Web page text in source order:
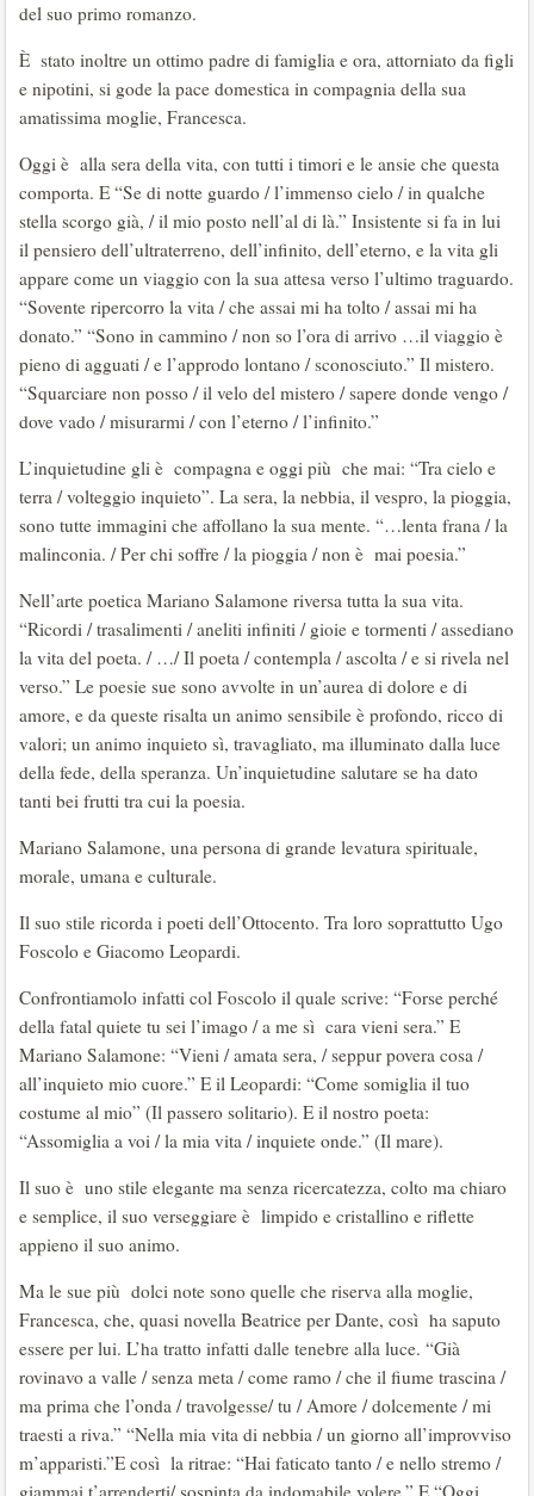
del suo primo romanzo.
È stato inoltre un ottimo padre di famiglia e ora, attorniato da figli
e nipotini, si gode la pace domestica in compagnia della sua
amatissima moglie, Francesca.
Oggi è alla sera della vita, con tutti i timori e le ansie che questa
comporta. E “Se di notte guardo / l’immenso cielo / in qualche
stella scorgo già, / il mio posto nell’al di là.” Insistente si fa in lui
il pensiero dell’ultraterreno, dell’infinito, dell’eterno, e la vita gli
appare come un viaggio con la sua attesa verso l’ultimo traguardo.
“Sovente ripercorro la vita / che assai mi ha tolto / assai mi ha
donato.” “Sono in cammino / non so l’ora di arrivo …il viaggio è
pieno di agguati / e l’approdo lontano / sconosciuto.” Il mistero.
“Squarciare non posso / il velo del mistero / sapere donde vengo /
dove vado / misurarmi / con l’eterno / l’infinito.”
L’inquietudine gli è compagna e oggi più che mai: “Tra cielo e
terra / volteggio inquieto”. La sera, la nebbia, il vespro, la pioggia,
sono tutte immagini che affollano la sua mente. “…lenta frana / la
malinconia. / Per chi soffre / la pioggia / non è mai poesia.”
Nell’arte poetica Mariano Salamone riversa tutta la sua vita.
“Ricordi / trasalimenti / aneliti infiniti / gioie e tormenti / assediano
la vita del poeta. / …/ Il poeta / contempla / ascolta / e si rivela nel
verso.” Le poesie sue sono avvolte in un’aurea di dolore e di
amore, e da queste risalta un animo sensibile è profondo, ricco di
valori; un animo inquieto sì, travagliato, ma illuminato dalla luce
della fede, della speranza. Un’inquietudine salutare se ha dato
tanti bei frutti tra cui la poesia.
Mariano Salamone, una persona di grande levatura spirituale,
morale, umana e culturale.
Il suo stile ricorda i poeti dell’Ottocento. Tra loro soprattutto Ugo
Foscolo e Giacomo Leopardi.
Confrontiamolo infatti col Foscolo il quale scrive: “Forse perché
della fatal quiete tu sei l’imago / a me sì cara vieni sera.” E
Mariano Salamone: “Vieni / amata sera, / seppur povera cosa /
all’inquieto mio cuore.” E il Leopardi: “Come somiglia il tuo
costume al mio” (Il passero solitario). E il nostro poeta:
“Assomiglia a voi / la mia vita / inquiete onde.” (Il mare).
Il suo è uno stile elegante ma senza ricercatezza, colto ma chiaro
e semplice, il suo verseggiare è limpido e cristallino e riflette
appieno il suo animo.
Ma le sue più dolci note sono quelle che riserva alla moglie,
Francesca, che, quasi novella Beatrice per Dante, così ha saputo
essere per lui. L’ha tratto infatti dalle tenebre alla luce. “Già
rovinavo a valle / senza meta / come ramo / che il fiume trascina /
ma prima che l’onda / travolgesse/ tu / Amore / dolcemente / mi
traesti a riva.” “Nella mia vita di nebbia / un giorno all’improvviso
m’apparisti.”E così la ritrae: “Hai faticato tanto / e nello stremo /
giammai t’arrenderti/ sospinta da indomabile volere.” E “Oggi